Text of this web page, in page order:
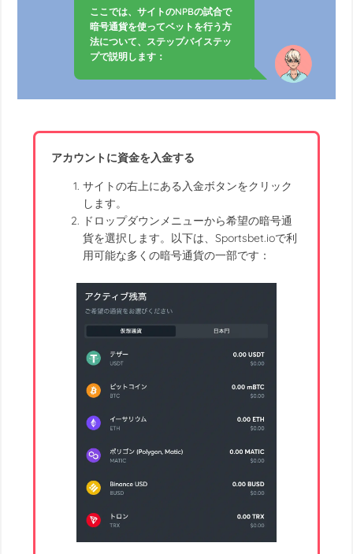
ここでは、サイトのNPBの試合で
暗号通貨を使ってベットを行う方
法について、ステップバイステッ
プで説明します：
アカウントに資金を入金する
サイトの右上にある入金ボタンをクリック
します。
ドロップダウンメニューから希望の暗号通
貨を選択します。以下は、Sportsbet.ioで利
用可能な多くの暗号通貨の一部です：